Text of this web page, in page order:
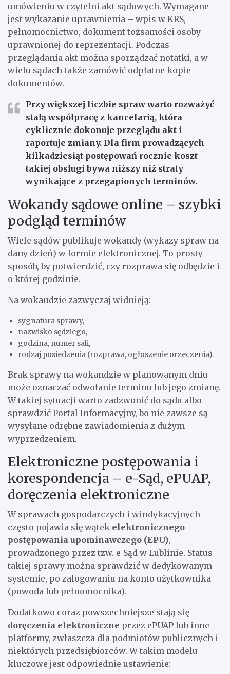
umówieniu w czytelni akt sądowych. Wymagane
jest wykazanie uprawnienia – wpis w KRS,
pełnomocnictwo, dokument tożsamości osoby
uprawnionej do reprezentacji. Podczas
przeglądania akt można sporządzać notatki, a w
wielu sądach także zamówić odpłatne kopie
dokumentów.
Przy większej liczbie spraw warto rozważyć
stałą współpracę z kancelarią, która
cyklicznie dokonuje przeglądu akt i
raportuje zmiany. Dla firm prowadzących
kilkadziesiąt postępowań rocznie koszt
takiej obsługi bywa niższy niż straty
wynikające z przegapionych terminów.
Wokandy sądowe online – szybki
podgląd terminów
Wiele sądów publikuje wokandy (wykazy spraw na
dany dzień) w formie elektronicznej. To prosty
sposób, by potwierdzić, czy rozprawa się odbędzie i
o której godzinie.
Na wokandzie zazwyczaj widnieją:
sygnatura sprawy,
nazwisko sędziego,
godzina, numer sali,
rodzaj posiedzenia (rozprawa, ogłoszenie orzeczenia).
Brak sprawy na wokandzie w planowanym dniu
może oznaczać odwołanie terminu lub jego zmianę.
W takiej sytuacji warto zadzwonić do sądu albo
sprawdzić Portal Informacyjny, bo nie zawsze są
wysyłane odrębne zawiadomienia z dużym
wyprzedzeniem.
Elektroniczne postępowania i
korespondencja – e-Sąd, ePUAP,
doręczenia elektroniczne
W sprawach gospodarczych i windykacyjnych
często pojawia się wątek elektronicznego
postępowania upominawczego (EPU),
prowadzonego przez tzw. e-Sąd w Lublinie. Status
takiej sprawy można sprawdzić w dedykowanym
systemie, po zalogowaniu na konto użytkownika
(powoda lub pełnomocnika).
Dodatkowo coraz powszechniejsze stają się
doręczenia elektroniczne przez ePUAP lub inne
platformy, zwłaszcza dla podmiotów publicznych i
niektórych przedsiębiorców. W takim modelu
kluczowe jest odpowiednie ustawienie: